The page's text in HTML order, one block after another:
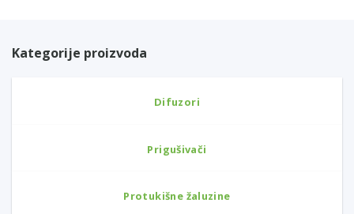
Kategorije proizvoda
Difuzori
Prigušivači
Protukišne žaluzine